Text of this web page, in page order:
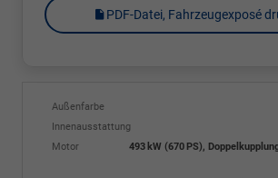
PDF-Datei, Fahrzeugexposé
Außenfarbe
Innenausstattung
Motor
493 kW (670 PS),